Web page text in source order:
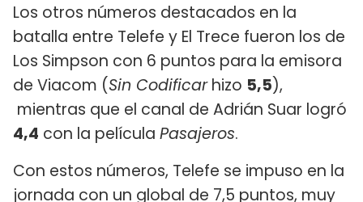
Los otros números destacados en la
batalla entre Telefe y El Trece fueron los de
Los Simpson con 6 puntos para la emisora
de Viacom (Sin Codificarhizo 5,5),
mientras que el canal de Adrián Suar logró
4,4 con la película Pasajeros.
Con estos números, Telefe se impuso en la
jornada con un global de 7,5 puntos, muy